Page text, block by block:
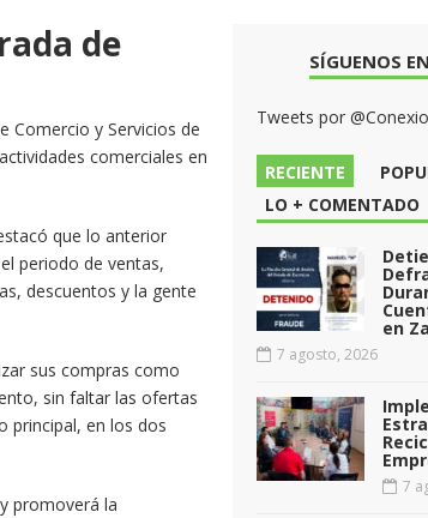
de
Comercio y Servicios de
comerciales en
que lo anterior
periodo de ventas,
descuentos y la gente
sus compras como
sin faltar las ofertas
principal, en los dos
promoverá la
SÍGUENOS
Tweets por
RECIENTE
LO + COMENTADO
en
7 agosto, 2026
7